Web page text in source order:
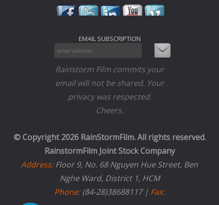
EMAIL SUBSCRIPTION
Rainstorm Film commits your
email will not be shared. Your
privacy was respected.
Cheers.
© Copyright 2026 RainStormFilm. All rights reserved.
RainstormFilm Joint Stock Company
Address:Floor 9, No. 68 Nguyen Hue Street, Ben
Nghe Ward, District 1, HCM
Phone:(84-28)38688117 | Fax: